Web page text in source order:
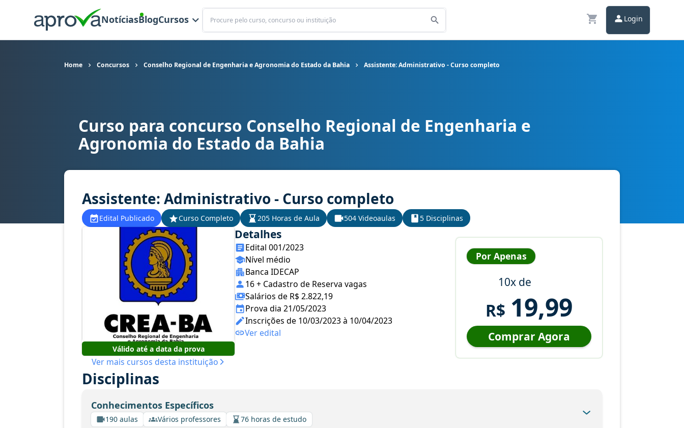
NotíciasBlogCursos
Buscar
Login
Home Concursos Conselho Regional de Engenharia e Agronomia do Estado da Bahia Assistente: Administrativo - Curso completo
Curso para concurso CREA BA - Conselho Regional de Engenharia e Agronomia do Estado da Bahia cargo Assistente: Administrativo - Curso completo
Curso para concurso Conselho Regional de Engenharia e
Agronomia do Estado da Bahia
Assistente: Administrativo - Curso completo
Edital Publicado Curso Completo 205 Horas de Aula 504 Videoaulas 5 Disciplinas
Válido até a data da prova
Ver mais cursos desta instituição
Detalhes
Edital 001/2023
Nível médio
Banca IDECAP
16 + Cadastro de Reserva vagas
Salários de R$ 2.822,19
Prova dia 21/05/2023
Inscrições de 10/03/2023 à 10/04/2023
Ver edital
Por Apenas
10x de
R$ 19,99
Comprar Agora
Disciplinas
Conhecimentos Específicos
190 aulas Vários professores 76 horas de estudo